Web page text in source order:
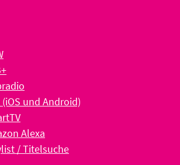
und Android)
Alexa
/ Titelsuche